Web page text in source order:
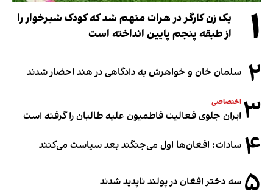
۱
یک زن کارگر در هرات متهم شد که کودک شیرخوار را
از طبقه پنجم پایین انداخته است
۲ سلمان خان و خواهرش به دادگاهی در هند احضار شدند
۳ اختصاصی
ایران جلوی فعالیت فاطمیون علیه طالبان را گرفته است
۴ سادات: افغان‌ها اول می‌جنگند بعد سیاست می‌کنند
۵ سه دختر افغان در پولند ناپدید شدند